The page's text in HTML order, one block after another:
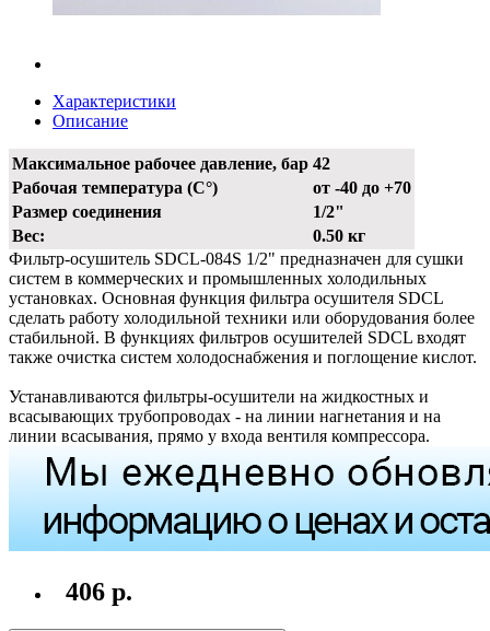
Характеристики
Описание
Максимальное рабочее давление, бар 42
Рабочая температура (С°)
от -40 до +70
Размер соединения
1/2"
Вес:
0.50 кг
Фильтр-осушитель SDCL-084S 1/2" предназначен для сушки
систем в коммерческих и промышленных холодильных
установках. Основная функция фильтра осушителя SDCL
сделать работу холодильной техники или оборудования более
стабильной. В функциях фильтров осушителей SDCL входят
также очистка систем холодоснабжения и поглощение кислот.
Устанавливаются фильтры-осушители на жидкостных и
всасывающих трубопроводах - на линии нагнетания и на
линии всасывания, прямо у входа вентиля компрессора.
406 р.